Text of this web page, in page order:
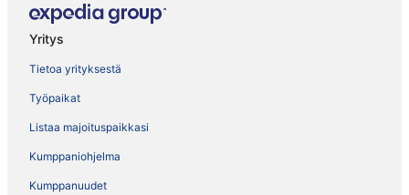
Yritys
Tietoa yrityksestä
Työpaikat
Listaa majoituspaikkasi
Kumppaniohjelma
Kumppanuudet